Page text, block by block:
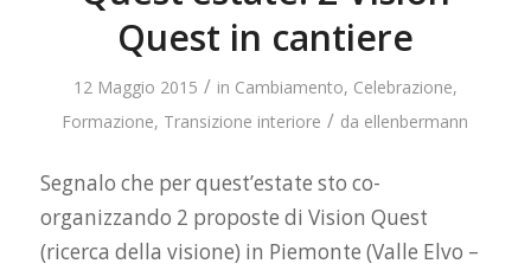
Quest in cantiere
12 Maggio 2015 / in Cambiamento, Celebrazione,
Formazione, Transizione interiore / da ellenbermann
Segnalo che per quest’estate sto co-
organizzando 2 proposte di Vision Quest
(ricerca della visione) in Piemonte (Valle Elvo –